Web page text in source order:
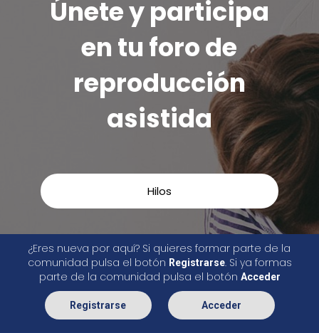
Únete y participa
en tu foro de
reproducción
asistida
Hilos
¿Eres nueva por aquí? Si quieres formar parte de la
comunidad pulsa el botón Registrarse. Si ya formas
parte de la comunidad pulsa el botón Acceder
Registrarse Acceder